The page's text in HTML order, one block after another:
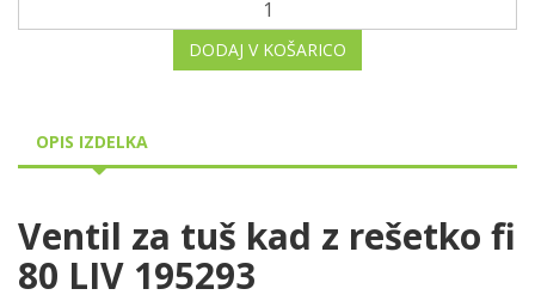
DODAJ V KOŠARICO
OPIS IZDELKA
Ventil za tuš kad z rešetko fi
80 LIV 195293